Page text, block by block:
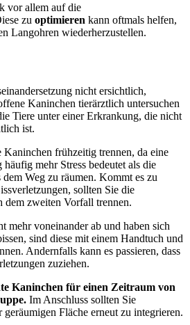
vor allem auf die
zu optimieren kann oftmals helfen,
Langohren wiederherzustellen.
nicht ersichtlich,
Kaninchen tierärztlich untersuchen
Tiere unter einer Erkrankung, die nicht
ist.
frühzeitig trennen, da eine
häufig mehr Stress bedeutet als die
Weg zu räumen. Kommt es zu
sollten Sie die
dem zweiten Vorfall trennen.
mehr voneinander ab und haben sich
sind diese mit einem Handtuch und
Andernfalls kann es passieren, dass
zuziehen.
Kaninchen für einen Zeitraum von
Im Anschluss sollten Sie
geräumigen Fläche erneut zu integrieren.